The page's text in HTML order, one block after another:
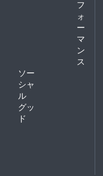
フ
ォ
ー
マ
ン
ス
ソー
シャ
ル
グッ
ド